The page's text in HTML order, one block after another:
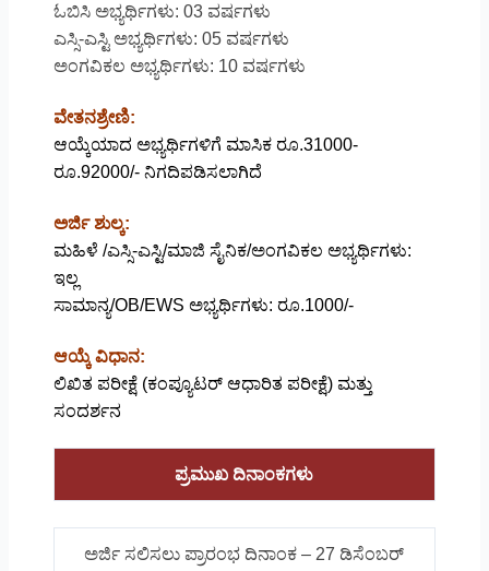
ಓಬಿಸಿ ಅಭ್ಯರ್ಥಿಗಳು: 03 ವರ್ಷಗಳು
ಎಸ್ಸಿ-ಎಸ್ಟಿ ಅಭ್ಯರ್ಥಿಗಳು: 05 ವರ್ಷಗಳು
ಅಂಗವಿಕಲ ಅಭ್ಯರ್ಥಿಗಳು: 10 ವರ್ಷಗಳು
ವೇತನಶ್ರೇಣಿ:
ಆಯ್ಕೆಯಾದ ಅಭ್ಯರ್ಥಿಗಳಿಗೆ ಮಾಸಿಕ ರೂ.31000-
ರೂ.92000/- ನಿಗದಿಪಡಿಸಲಾಗಿದೆ
ಅರ್ಜಿ ಶುಲ್ಕ:
ಮಹಿಳೆ /ಎಸ್ಸಿ-ಎಸ್ಟಿ/ಮಾಜಿ ಸೈನಿಕ/ಅಂಗವಿಕಲ ಅಭ್ಯರ್ಥಿಗಳು:
ಇಲ್ಲ
ಸಾಮಾನ್ಯ/OB/EWS ಅಭ್ಯರ್ಥಿಗಳು: ರೂ.1000/-
ಆಯ್ಕೆ ವಿಧಾನ:
ಲಿಖಿತ ಪರೀಕ್ಷೆ (ಕಂಪ್ಯೂಟರ್ ಆಧಾರಿತ ಪರೀಕ್ಷೆ) ಮತ್ತು
ಸಂದರ್ಶನ
ಪ್ರಮುಖ ದಿನಾಂಕಗಳು
ಅರ್ಜಿ ಸಲಿಸಲು ಪ್ರಾರಂಭ ದಿನಾಂಕ – 27 ಡಿಸೆಂಬರ್